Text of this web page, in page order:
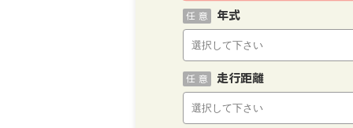
年式
任 意
走行距離
任 意